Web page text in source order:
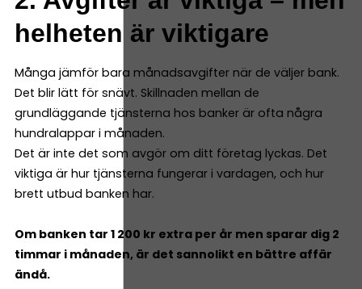
helheten är viktigare
Många jämför bara månadsavgifter när de väljer bank.
Det blir lätt för snävt. Skillnaden mellan de
grundläggande tjänsterna hos banker är ofta några
hundralappar i månaden.
Det är inte det som avgör om ditt företag lyckas. Det
viktiga är hur tjänsterna fungerar i vardagen, och hur
brett utbud banken har.
Om banken tar 1 200 kr extra per år men sparar dig 2
timmar i månaden, är det sannolikt en bättre affär
ändå.